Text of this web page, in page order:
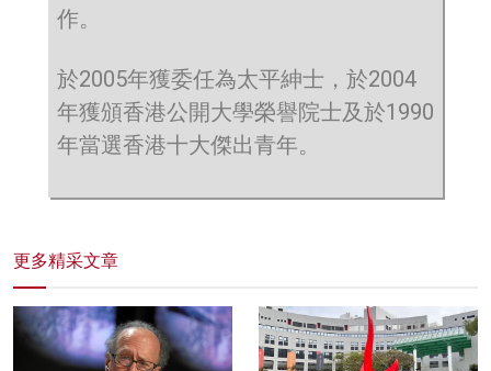
作。
於2005年獲委任為太平紳士，於2004
年獲頒香港公開大學榮譽院士及於1990
年當選香港十大傑出青年。
更多精采文章